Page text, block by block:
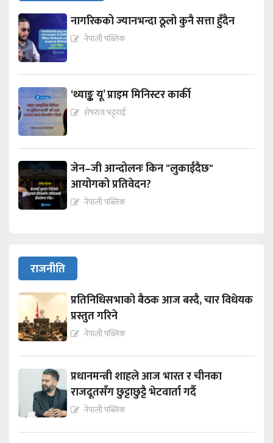
नागरिकको ज्यानभन्दा ठूलो कुनै सत्ता हुँदैन
नेपाली पब्लिक
‘थ्याङ्क यू’ प्राइम मिनिस्टर कार्की
शेषराज भट्टराई
जेन–जी आन्दोलनः किन "लुकाईदैछ"
आयोगको प्रतिवेदन?
नेपाली पब्लिक
राजनीति
प्रतिनिधिसभाको बैठक आज बस्दै, चार विधेयक
प्रस्तुत गरिने
नेपाली पब्लिक
प्रधानमन्त्री शाहले आज भारत र चीनका
राजदूतसँग छुट्टाछुट्टै भेटवार्ता गर्दै
नेपाली पब्लिक